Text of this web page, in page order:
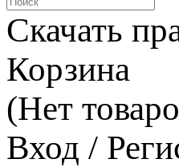
Скачать
Корзина
(Нет
Вход /